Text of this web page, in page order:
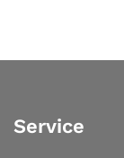
Service